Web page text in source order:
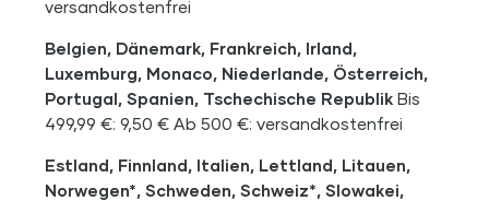
versandkostenfrei
Belgien, Dänemark, Frankreich, Irland,
Luxemburg, Monaco, Niederlande, Österreich,
Portugal, Spanien, Tschechische Republik Bis
499,99 €: 9,50 € Ab 500 €: versandkostenfrei
Estland, Finnland, Italien, Lettland, Litauen,
Norwegen*, Schweden, Schweiz*, Slowakei,